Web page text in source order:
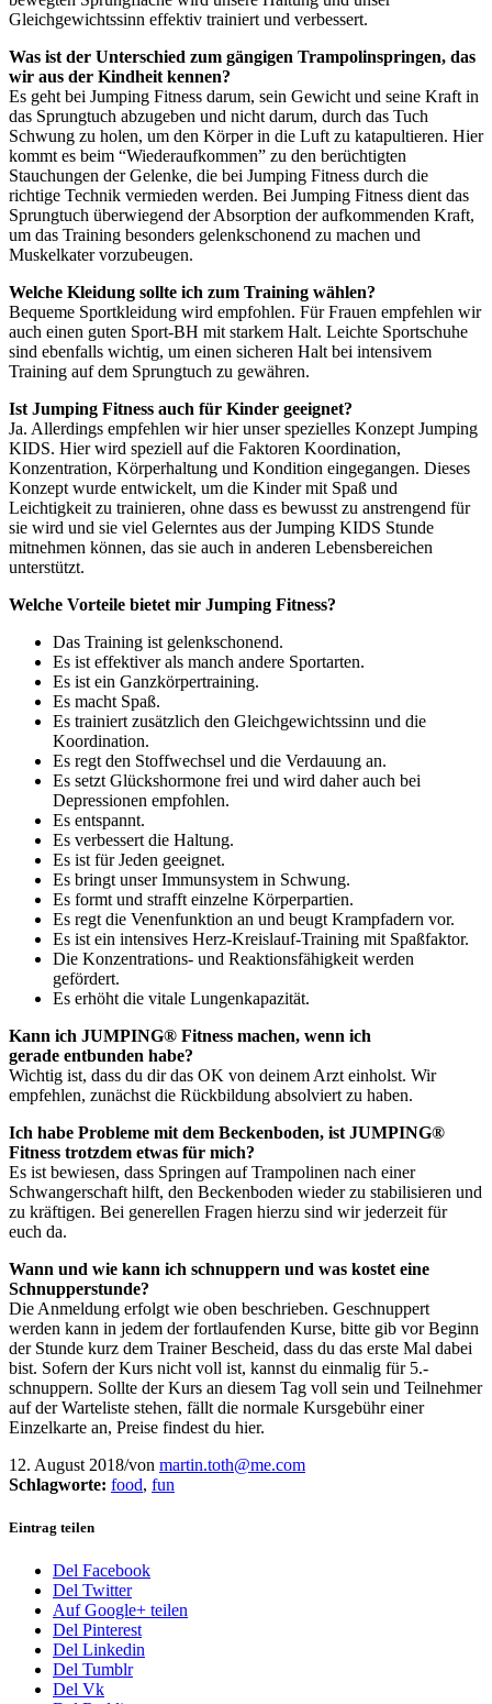
Gleichgewichtssinn effektiv trainiert und verbessert.
Was ist der Unterschied zum gängigen Trampolinspringen, das
wir aus der Kindheit kennen?
Es geht bei Jumping Fitness darum, sein Gewicht und seine Kraft in
das Sprungtuch abzugeben und nicht darum, durch das Tuch
Schwung zu holen, um den Körper in die Luft zu katapultieren. Hier
kommt es beim “Wiederaufkommen” zu den berüchtigten
Stauchungen der Gelenke, die bei Jumping Fitness durch die
richtige Technik vermieden werden. Bei Jumping Fitness dient das
Sprungtuch überwiegend der Absorption der aufkommenden Kraft,
um das Training besonders gelenkschonend zu machen und
Muskelkater vorzubeugen.
Welche Kleidung sollte ich zum Training wählen?
Bequeme Sportkleidung wird empfohlen. Für Frauen empfehlen wir
auch einen guten Sport-BH mit starkem Halt. Leichte Sportschuhe
sind ebenfalls wichtig, um einen sicheren Halt bei intensivem
Training auf dem Sprungtuch zu gewähren.
Ist Jumping Fitness auch für Kinder geeignet?
Ja. Allerdings empfehlen wir hier unser spezielles Konzept Jumping
KIDS. Hier wird speziell auf die Faktoren Koordination,
Konzentration, Körperhaltung und Kondition eingegangen. Dieses
Konzept wurde entwickelt, um die Kinder mit Spaß und
Leichtigkeit zu trainieren, ohne dass es bewusst zu anstrengend für
sie wird und sie viel Gelerntes aus der Jumping KIDS Stunde
mitnehmen können, das sie auch in anderen Lebensbereichen
unterstützt.
Welche Vorteile bietet mir Jumping Fitness?
Das Training ist gelenkschonend.
Es ist effektiver als manch andere Sportarten.
Es ist ein Ganzkörpertraining.
Es macht Spaß.
Es trainiert zusätzlich den Gleichgewichtssinn und die
Koordination.
Es regt den Stoffwechsel und die Verdauung an.
Es setzt Glückshormone frei und wird daher auch bei
Depressionen empfohlen.
Es entspannt.
Es verbessert die Haltung.
Es ist für Jeden geeignet.
Es bringt unser Immunsystem in Schwung.
Es formt und strafft einzelne Körperpartien.
Es regt die Venenfunktion an und beugt Krampfadern vor.
Es ist ein intensives Herz-Kreislauf-Training mit Spaßfaktor.
Die Konzentrations- und Reaktionsfähigkeit werden
gefördert.
Es erhöht die vitale Lungenkapazität.
Kann ich JUMPING® Fitness machen, wenn ich
gerade entbunden habe?
Wichtig ist, dass du dir das OK von deinem Arzt einholst. Wir
empfehlen, zunächst die Rückbildung absolviert zu haben.
Ich habe Probleme mit dem Beckenboden, ist JUMPING®
Fitness trotzdem etwas für mich?
Es ist bewiesen, dass Springen auf Trampolinen nach einer
Schwangerschaft hilft, den Beckenboden wieder zu stabilisieren und
zu kräftigen. Bei generellen Fragen hierzu sind wir jederzeit für
euch da.
Wann und wie kann ich schnuppern und was kostet eine
Schnupperstunde?
Die Anmeldung erfolgt wie oben beschrieben. Geschnuppert
werden kann in jedem der fortlaufenden Kurse, bitte gib vor Beginn
der Stunde kurz dem Trainer Bescheid, dass du das erste Mal dabei
bist. Sofern der Kurs nicht voll ist, kannst du einmalig für 5.-
schnuppern. Sollte der Kurs an diesem Tag voll sein und Teilnehmer
auf der Warteliste stehen, fällt die normale Kursgebühr einer
Einzelkarte an, Preise findest du hier.
12. August 2018/von martin.toth@me.com
Schlagworte: food, fun
Eintrag teilen
Del Facebook
Del Twitter
Auf Google+ teilen
Del Pinterest
Del Linkedin
Del Tumblr
Del Vk